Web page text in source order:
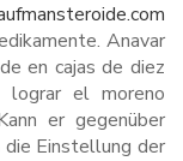
Anavar
en cajas de diez
lograr el moreno
er gegenüber
die Einstellung der